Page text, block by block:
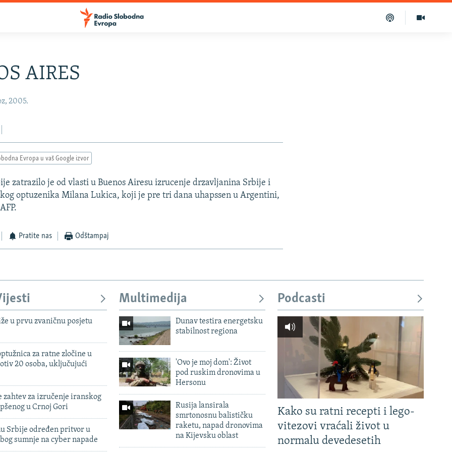
AIRES
2005.
Evropa u vaš Google izvor
zatrazilo je od vlasti u Buenos Airesu izrucenje drzavljanina Srbije i
optuzenika Milana Lukica, koji je pre tri dana uhapssen u Argentini,
Pratite nas Odštampaj
u prvu zvaničnu posjetu
za ratne zločine u
20 osoba, uključujući
zahtev za izručenje iranskog
u Crnoj Gori
Srbije određen pritvor u
sumnje na cyber napade
Multimedija
Dunav testira energetsku
stabilnost regiona
'Ovo je moj dom': Život
pod ruskim dronovima u
Hersonu
Rusija lansirala
smrtonosnu balističku
raketu, napad dronovima
na Kijevsku oblast
Podcasti
Kako su ratni recepti i lego-
vitezovi vraćali život u
normalu devedesetih